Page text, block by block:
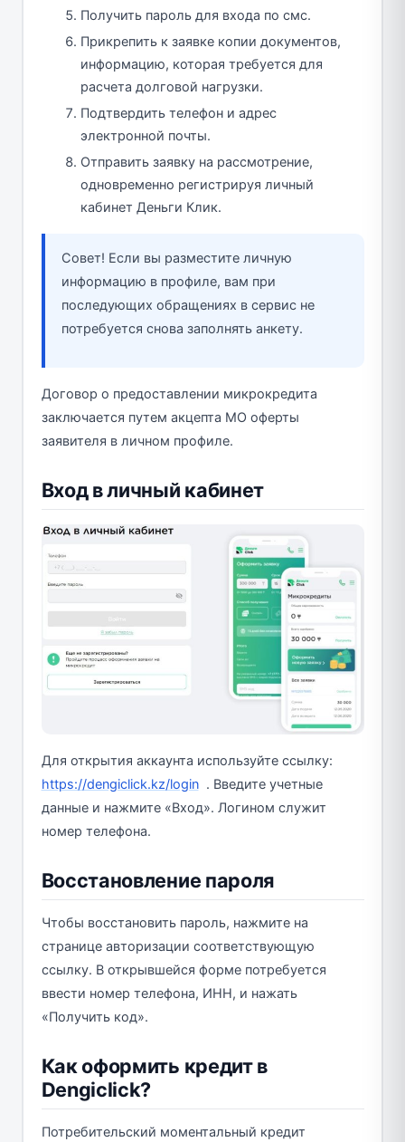
Получить пароль для входа по смс.
Прикрепить к заявке копии документов,
информацию, которая требуется для
расчета долговой нагрузки.
Подтвердить телефон и адрес
электронной почты.
Отправить заявку на рассмотрение,
одновременно регистрируя личный
кабинет Деньги Клик.
Совет! Если вы разместите личную
информацию в профиле, вам при
последующих обращениях в сервис не
потребуется снова заполнять анкету.
Договор о предоставлении микрокредита
заключается путем акцепта МО оферты
заявителя в личном профиле.
Вход в личный кабинет
Для открытия аккаунта используйте ссылку:
https://dengiclick.kz/login. Введите учетные
данные и нажмите «Вход». Логином служит
номер телефона.
Восстановление пароля
Чтобы восстановить пароль, нажмите на
странице авторизации соответствующую
ссылку. В открывшейся форме потребуется
ввести номер телефона, ИНН, и нажать
«Получить код».
Как оформить кредит в
Dengiclick?
Потребительский моментальный кредит